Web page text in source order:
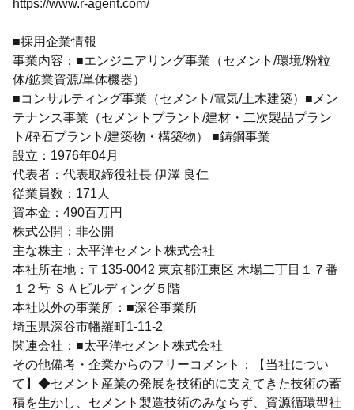
https://www.r-agent.com/
■採用企業情報
事業内容：■エンジニアリング事業（セメント/環境/粉粒
体/鉱業資源/単体機器）
■コンサルティング事業（セメント/電気/土木建築）■メン
テナンス事業（セメントプラント/建材・二次製品プラン
ト/砕石プラント/建築物・構築物） ■鋳鋼事業
設立：1976年04月
代表者：代表取締役社長 伊澤 良仁
従業員数：171人
資本金：490百万円
株式公開：非公開
主な株主：太平洋セメント株式会社
本社所在地：〒135-0042 東京都江東区 木場二丁目１７番
１２号 ＳＡビルディング５階
本社以外の事業所：■深谷事業所
埼玉県深谷市幡羅町1-11-2
関連会社：■太平洋セメント株式会社
その他備考・企業からのフリーコメント：【当社につい
て】◆セメント産業の発展を技術的に支えてきた技術の蓄
積を生かし、セメント製造技術のみならず、資源循環型社